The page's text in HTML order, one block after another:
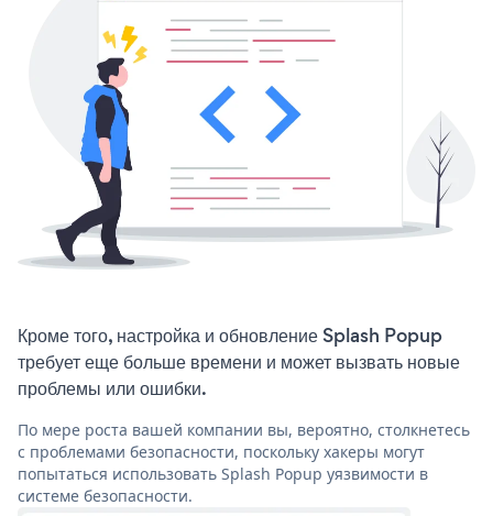
Кроме того, настройка и обновление Splash Popup
требует еще больше времени и может вызвать новые
проблемы или ошибки.
По мере роста вашей компании вы, вероятно, столкнетесь
с проблемами безопасности, поскольку хакеры могут
попытаться использовать Splash Popup уязвимости в
системе безопасности.